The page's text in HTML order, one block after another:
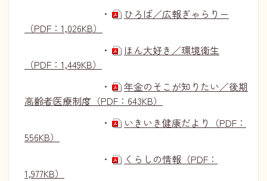
・
ひろば／広報ぎゃらりー
（PDF：1,026KB）
・
ほん大好き／環境衛生
（PDF：1,449KB）
・
年金のそこが知りたい／後期
高齢者医療制度（PDF：643KB）
・
いきいき健康だより（PDF：
556KB）
・
くらしの情報（PDF：
1,977KB）